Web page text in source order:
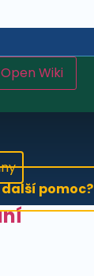
Open Wiki
pomoc?